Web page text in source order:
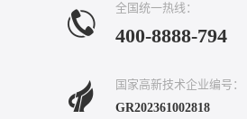
全国统一热线：
400-8888-794
国家高新技术企业编号：
GR202361002818